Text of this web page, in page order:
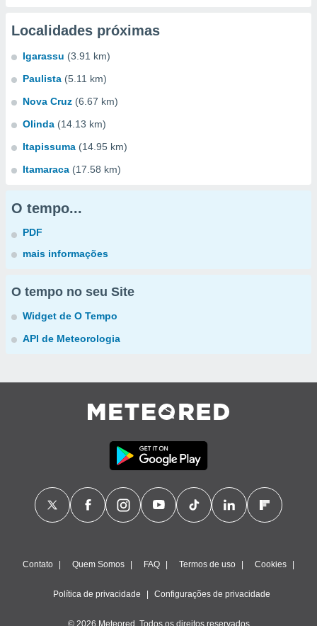
Localidades próximas
Igarassu (3.91 km)
Paulista (5.11 km)
Nova Cruz (6.67 km)
Olinda (14.13 km)
Itapissuma (14.95 km)
Itamaraca (17.58 km)
O tempo...
PDF
mais informações
O tempo no seu Site
Widget de O Tempo
API de Meteorologia
Contato Quem Somos FAQ Termos de uso Cookies
Política de privacidade Configurações de privacidade
© 2026 Meteored. Todos os direitos reservados